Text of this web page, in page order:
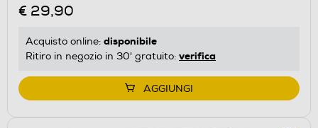
€ 29,90
Acquisto online: disponibile
Ritiro in negozio in 30' gratuito: verifica
AGGIUNGI